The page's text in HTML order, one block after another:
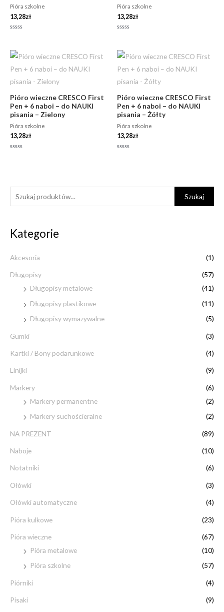
z
k
j
:
Szukaj
Kategorie
Akcesoria (1)
Długopisy
(57)
Długopisy metalowe
(41)
Długopisy plastikowe
(11)
Długopisy wymazywalne
(5)
Gumki (3)
Kartki / Bony podarunkowe (4)
Linijki (9)
Markery
(6)
Markery permanentne
(2)
Markery suchościeralne
(2)
NA PREZENT (89)
Naboje (10)
Notatniki (6)
Ołówki (3)
Ołówki automatyczne (4)
Pióra kulkowe (23)
Pióra wieczne
(67)
Pióra metalowe
(10)
Pióra szkolne
(57)
Piórniki (4)
Pisaki (9)
ee
Pióra szkolne
13,28zł
5
Pióra szkolne
13,28zł
5
Pióro wieczne CRESCO First
Pen + 6 naboi – do NAUKI
pisania – Zielony
Pióra szkolne
13,28zł
Pióro wieczne CRESCO First
Pen + 6 naboi – do NAUKI
pisania – Żółty
Pióra szkolne
13,28zł